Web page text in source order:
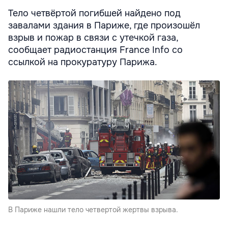
Тело четвёртой погибшей найдено под
завалами здания в Париже, где произошёл
взрыв и пожар в связи с утечкой газа,
сообщает радиостанция France Info со
ссылкой на прокуратуру Парижа.
В Париже нашли тело четвертой жертвы взрыва.